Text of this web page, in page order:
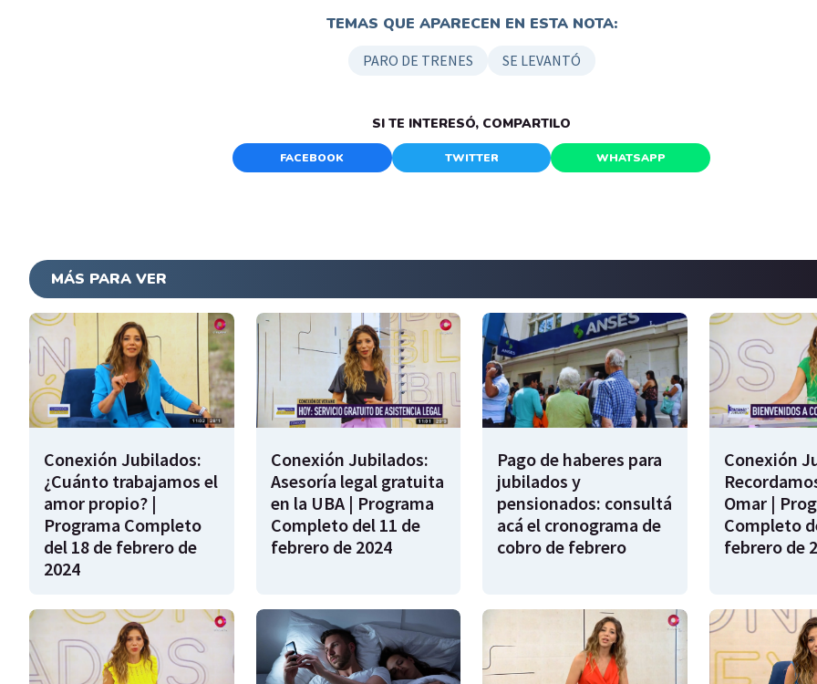
TEMAS QUE APARECEN EN ESTA NOTA:
PARO DE TRENES SE LEVANTÓ
SI TE INTERESÓ, COMPARTILO
FACEBOOK TWITTER WHATSAPP
MÁS PARA VER
Conexión Jubilados:
¿Cuánto trabajamos el
amor propio? |
Programa Completo
del 18 de febrero de
2024
Conexión Jubilados:
Asesoría legal gratuita
en la UBA | Programa
Completo del 11 de
febrero de 2024
Pago de haberes para
jubilados y
pensionados: consultá
acá el cronograma de
cobro de febrero
Conexión
Omar |
Completo
febrero de